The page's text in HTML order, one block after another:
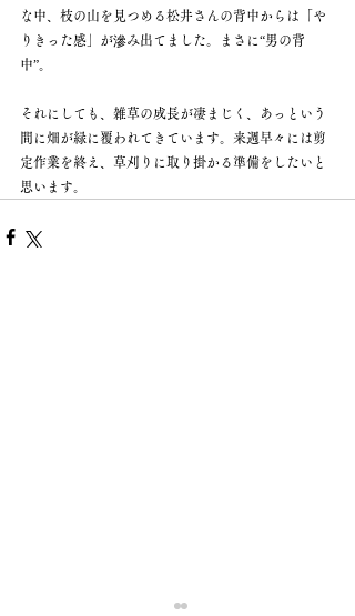
な中、枝の山を見つめる松井さんの背中からは「や
りきった感」が滲み出てました。まさに“男の背
中”。
それにしても、雑草の成長が凄まじく、あっという
間に畑が緑に覆われてきています。来週早々には剪
定作業を終え、草刈りに取り掛かる準備をしたいと
思います。